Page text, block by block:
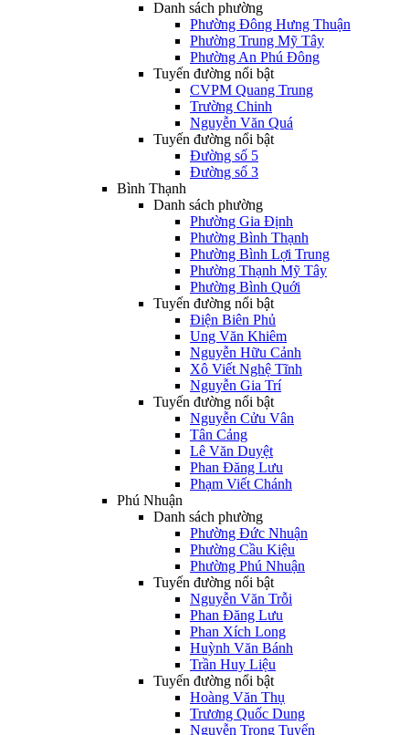
Danh sách phường
Phường Đông Hưng Thuận
Phường Trung Mỹ Tây
Phường An Phú Đông
Tuyến đường nổi bật
CVPM Quang Trung
Trường Chinh
Nguyễn Văn Quá
Tuyến đường nổi bật
Đường số 5
Đường số 3
Bình Thạnh
Danh sách phường
Phường Gia Định
Phường Bình Thạnh
Phường Bình Lợi Trung
Phường Thạnh Mỹ Tây
Phường Bình Quới
Tuyến đường nổi bật
Điện Biên Phủ
Ung Văn Khiêm
Nguyễn Hữu Cảnh
Xô Viết Nghệ Tĩnh
Nguyễn Gia Trí
Tuyến đường nổi bật
Nguyễn Cửu Vân
Tân Cảng
Lê Văn Duyệt
Phan Đăng Lưu
Phạm Viết Chánh
Phú Nhuận
Danh sách phường
Phường Đức Nhuận
Phường Cầu Kiệu
Phường Phú Nhuận
Tuyến đường nổi bật
Nguyễn Văn Trỗi
Phan Đăng Lưu
Phan Xích Long
Huỳnh Văn Bánh
Trần Huy Liệu
Tuyến đường nổi bật
Hoàng Văn Thụ
Trương Quốc Dung
Nguyễn Trọng Tuyển